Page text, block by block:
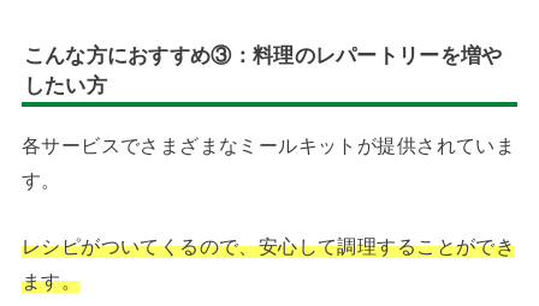
こんな方におすすめ③： 料理のレパートリーを増や
したい方
各サービスでさまざまなミールキットが提供されていま
す。
レシピがついてくるので、安心して調理することができ
ます。